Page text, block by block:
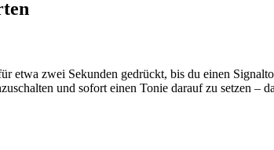
etwa zwei Sekunden gedrückt, bis du einen
und sofort einen Tonie darauf zu setzen –